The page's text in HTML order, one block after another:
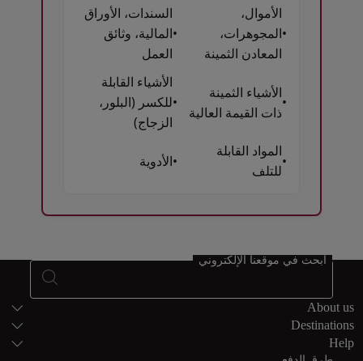
•
الأموال،
المجوهرات،
المعادن الثمينة
•
السندات، الأوراق
المالية، وثائق
العمل
•
الأشياء الثمينة
ذات القيمة العالية
•
الأشياء القابلة
للكسر (البلور،
الزجاج)
•
المواد القابلة
للتلف
•الأدوية
الموقع
ابحث في موقعنا الإلكتروني
About us
Destinations
Help